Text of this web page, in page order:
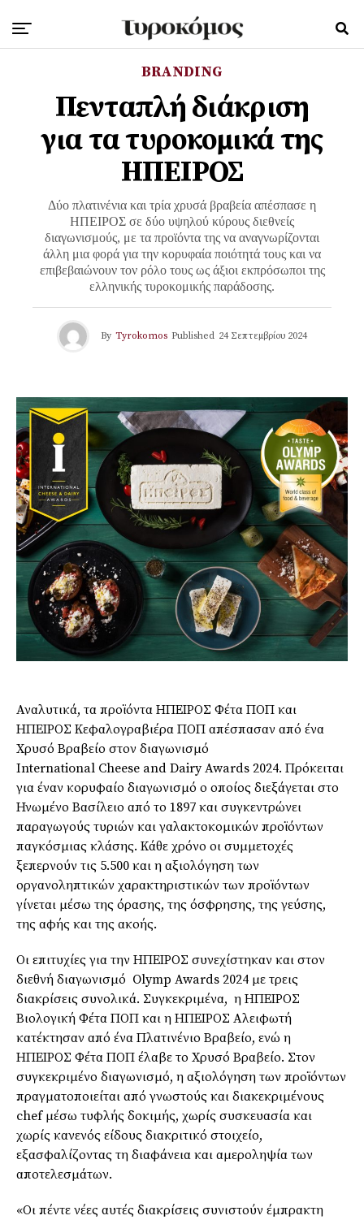
BRANDING
Πενταπλή διάκριση
για τα τυροκομικά της
ΗΠΕΙΡΟΣ
Δύο πλατινένια και τρία χρυσά βραβεία απέσπασε η
ΗΠΕΙΡΟΣ σε δύο υψηλού κύρους διεθνείς
διαγωνισμούς, με τα προϊόντα της να αναγνωρίζονται
άλλη μια φορά για την κορυφαία ποιότητά τους και να
επιβεβαιώνουν τον ρόλο τους ως άξιοι εκπρόσωποι της
ελληνικής τυροκομικής παράδοσης.
By Tyrokomos Published 24 Σεπτεμβρίου 2024
Αναλυτικά, τα προϊόντα ΗΠΕΙΡΟΣ Φέτα ΠΟΠ και
ΗΠΕΙΡΟΣ Κεφαλογραβιέρα ΠΟΠ απέσπασαν από ένα
Χρυσό Βραβείο στον διαγωνισμό
International Cheese and Dairy Awards 2024. Πρόκειται
για έναν κορυφαίο διαγωνισμό ο οποίος διεξάγεται στο
Ηνωμένο Βασίλειο από το 1897 και συγκεντρώνει
παραγωγούς τυριών και γαλακτοκομικών προϊόντων
παγκόσμιας κλάσης. Κάθε χρόνο οι συμμετοχές
ξεπερνούν τις 5.500 και η αξιολόγηση των
οργανοληπτικών χαρακτηριστικών των προϊόντων
γίνεται μέσω της όρασης, της όσφρησης, της γεύσης,
της αφής και της ακοής.
Οι επιτυχίες για την ΗΠΕΙΡΟΣ συνεχίστηκαν και στον
διεθνή διαγωνισμό Olymp Awards 2024 με τρεις
διακρίσεις συνολικά. Συγκεκριμένα, η ΗΠΕΙΡΟΣ
Βιολογική Φέτα ΠΟΠ και η ΗΠΕΙΡΟΣ Αλειφωτή
κατέκτησαν από ένα Πλατινένιο Βραβείο, ενώ η
ΗΠΕΙΡΟΣ Φέτα ΠΟΠ έλαβε το Χρυσό Βραβείο. Στον
συγκεκριμένο διαγωνισμό, η αξιολόγηση των προϊόντων
πραγματοποιείται από γνωστούς και διακεκριμένους
chef μέσω τυφλής δοκιμής, χωρίς συσκευασία και
χωρίς κανενός είδους διακριτικό στοιχείο,
εξασφαλίζοντας τη διαφάνεια και αμεροληψία των
αποτελεσμάτων.
«Οι πέντε νέες αυτές διακρίσεις συνιστούν έμπρακτη